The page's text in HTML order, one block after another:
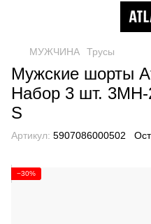
МУЖЧИНА Трусы
Мужские шорты
Набор 3 шт.
S
Артикул: 5907086000502
−30%